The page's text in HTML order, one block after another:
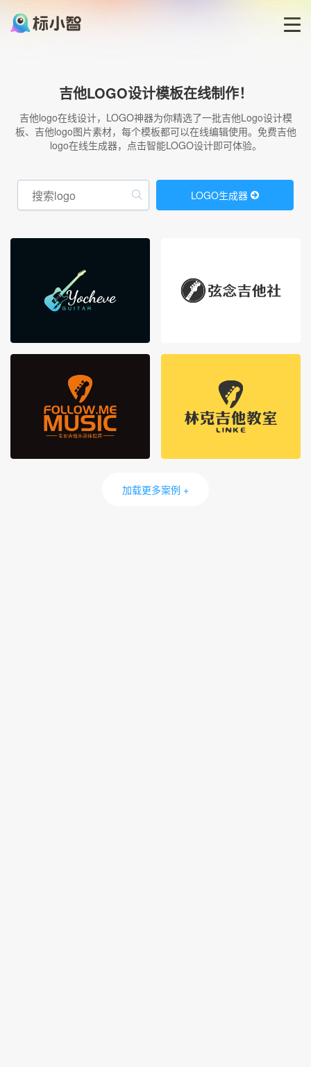
LOGO生成器
LOGO模板
登录
吉他LOGO设计模板在线制作！
吉他logo在线设计，LOGO神器为你精选了一批吉他Logo设计模
板、吉他logo图片素材，每个模板都可以在线编辑使用。免费吉他
logo在线生成器，点击智能LOGO设计即可体验。
LOGO生成器
加载更多案例 +